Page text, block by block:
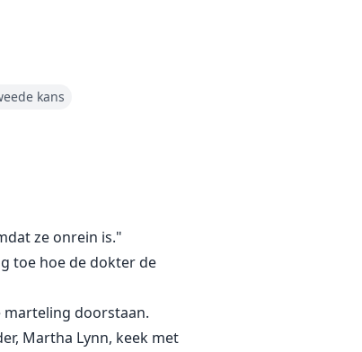
kans
ze onrein is."
toe hoe de dokter de
marteling doorstaan.
Martha Lynn, keek met